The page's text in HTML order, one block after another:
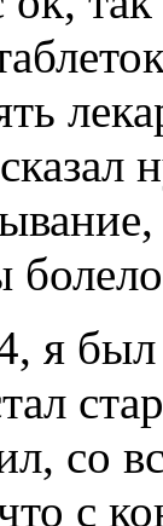
я был
со
с